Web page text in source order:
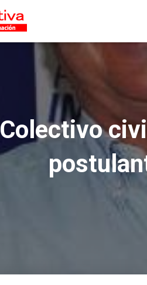
Colectivo